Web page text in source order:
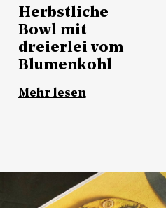
Herbstliche
Bowl mit
dreierlei vom
Blumenkohl
Mehr lesen